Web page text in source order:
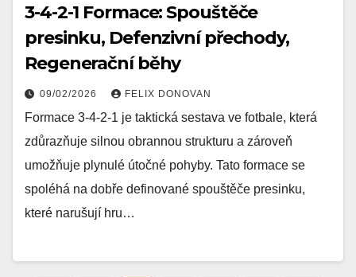
3-4-2-1 Formace: Spouštěče
presinku, Defenzivní přechody,
Regenerační běhy
09/02/2026 FELIX DONOVAN
Formace 3-4-2-1 je taktická sestava ve fotbale, která
zdůrazňuje silnou obrannou strukturu a zároveň
umožňuje plynulé útočné pohyby. Tato formace se
spoléhá na dobře definované spouštěče presinku,
které narušují hru…